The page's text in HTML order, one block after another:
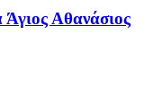
Άγιος Αθανάσιος